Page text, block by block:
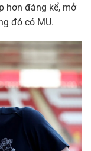
hơn đáng kể, mở
đó có MU.